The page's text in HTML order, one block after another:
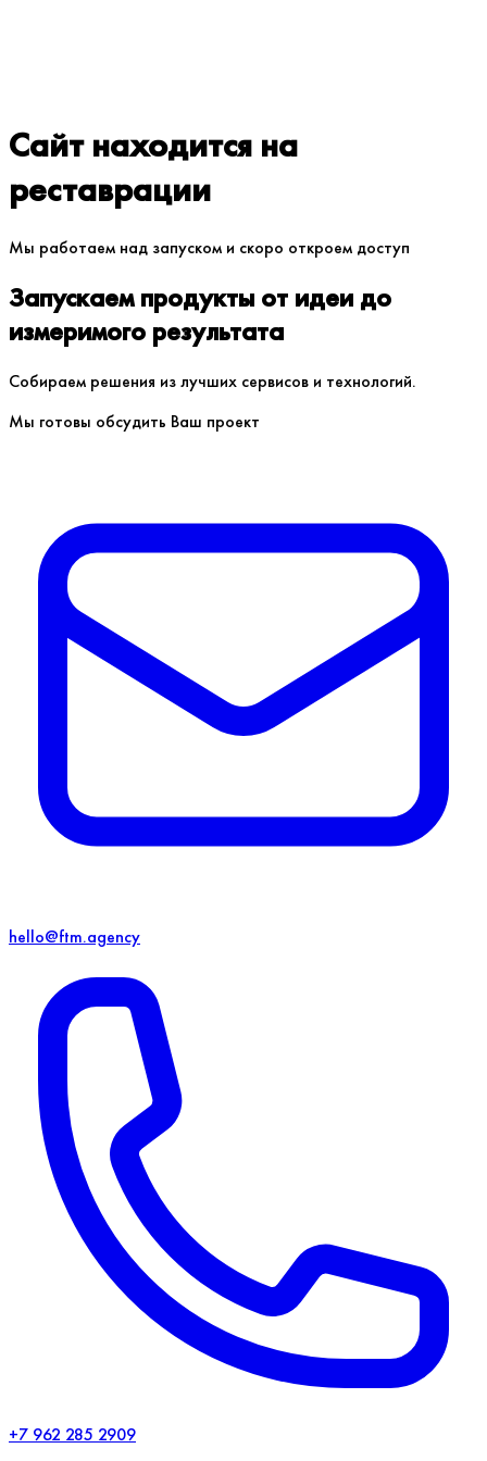
Сайт находится на
реставрации
Мы работаем над запуском и скоро откроем доступ
Запускаем продукты от идеи до
измеримого результата
Собираем решения из лучших сервисов и технологий.
Мы готовы обсудить Ваш проект
hello@ftm.agency
+7 962 285 2909